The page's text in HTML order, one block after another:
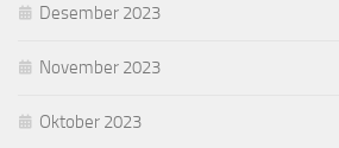
Desember 2023
November 2023
Oktober 2023